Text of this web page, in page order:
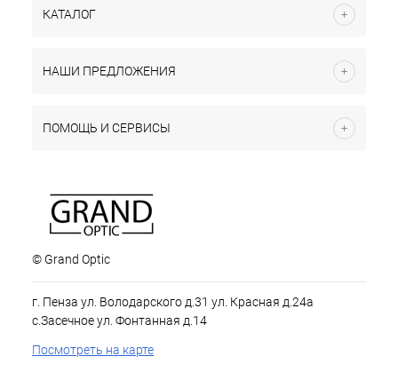
КАТАЛОГ
НАШИ ПРЕДЛОЖЕНИЯ
ПОМОЩЬ И СЕРВИСЫ
© Grand Optic
г. Пенза ул. Володарского д.31 ул. Красная д.24а
с.Засечное ул. Фонтанная д.14
Посмотреть на карте